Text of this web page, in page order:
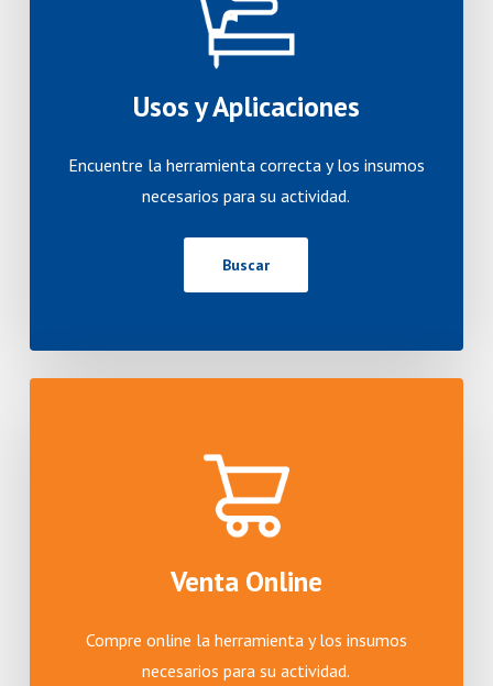
Usos y Aplicaciones
Encuentre la herramienta correcta y los insumos
necesarios para su actividad.
Buscar
Venta Online
Compre online la herramienta y los insumos
necesarios para su actividad.